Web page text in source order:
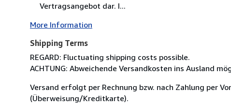
Vertragsangebot dar. I...
More Information
Shipping Terms
REGARD: Fluctuating shipping costs possible.
ACHTUNG: Abweichende Versandkosten ins Ausland
Versand erfolgt per Rechnung bzw. nach Zahlung per
(Überweisung/Kreditkarte).